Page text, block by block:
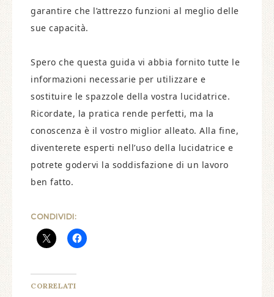
garantire che l’attrezzo funzioni al meglio delle
sue capacità.
Spero che questa guida vi abbia fornito tutte le
informazioni necessarie per utilizzare e
sostituire le spazzole della vostra lucidatrice.
Ricordate, la pratica rende perfetti, ma la
conoscenza è il vostro miglior alleato. Alla fine,
diventerete esperti nell’uso della lucidatrice e
potrete godervi la soddisfazione di un lavoro
ben fatto.
CONDIVIDI:
CORRELATI